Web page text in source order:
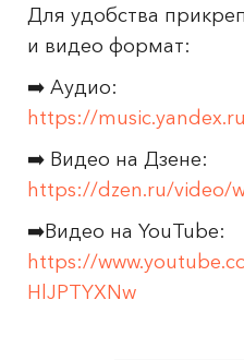
Для удобства
и видео формат:
➡️ Аудио:
https://
➡️ Видео на Дзене:
https://dzen.ru/video/
➡️Видео на YouTube:
https://
HlJPTYXNw